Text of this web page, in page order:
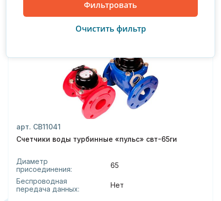
150
Производитель : Пульс
арт. СВ11041
Счетчики воды турбинные «пульс» свт-65ги
Диаметр
присоединения:
65
Беспроводная
передача данных:
Нет